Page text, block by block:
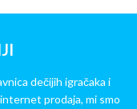
dečijih igračaka i
prodaja, mi smo